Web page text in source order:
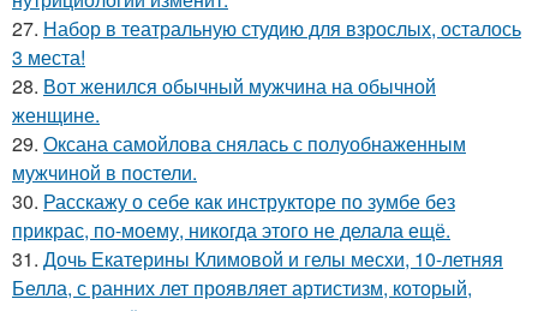
27. Набор в театральную студию для взрослых, осталось
3 места!
28. Вот женился обычный мужчина на обычной
женщине.
29. Оксана самойлова снялась с полуобнаженным
мужчиной в постели.
30. Расскажу о себе как инструкторе по зумбе без
прикрас, по-моему, никогда этого не делала ещё.
31. Дочь Екатерины Климовой и гелы месхи, 10-летняя
Белла, с ранних лет проявляет артистизм, который,